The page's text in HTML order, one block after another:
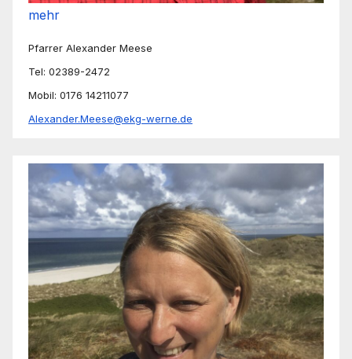
mehr
Pfarrer Alexander Meese
Tel: 02389-2472
Mobil: 0176 14211077
Alexander.Meese@ekg-werne.de